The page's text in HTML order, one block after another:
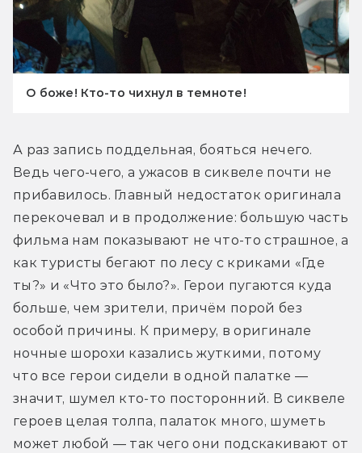
О боже! Кто-то чихнул в темноте!
А раз запись поддельная, бояться нечего.
Ведь чего-чего, а ужасов в сиквеле почти не
прибавилось. Главный недостаток оригинала
перекочевал и в продолжение: большую часть
фильма нам показывают не что-то страшное, а
как туристы бегают по лесу с криками «Где
ты?» и «Что это было?». Герои пугаются куда
больше, чем зрители, причём порой без
особой причины. К примеру, в оригинале
ночные шорохи казались жуткими, потому
что все герои сидели в одной палатке —
значит, шумел кто-то посторонний. В сиквеле
героев целая толпа, палаток много, шуметь
может любой — так чего они подскакивают от